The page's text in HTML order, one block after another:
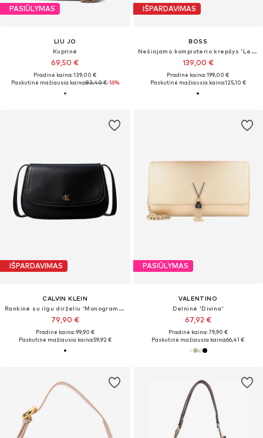
PASIŪLYMAS
LIU JO
Kuprinė
69,50 €
Pradinė kaina: 139,00 €
Paskutinė mažiausia kaina:83,40 €-16%
IŠPARDAVIMAS
BOSS
Nešiojamo kompiuterio krepšys 'Lewys'
139,00 €
Pradinė kaina: 199,00 €
Paskutinė mažiausia kaina:125,10 €
IŠPARDAVIMAS
CALVIN KLEIN
Rankinė su ilgu dirželiu 'Monogram Plaque Flap Camera'
79,90 €
Pradinė kaina: 99,90 €
Paskutinė mažiausia kaina:59,92 €
PASIŪLYMAS
VALENTINO
Delninė 'Divina'
67,92 €
Pradinė kaina: 79,90 €
Paskutinė mažiausia kaina:66,41 €